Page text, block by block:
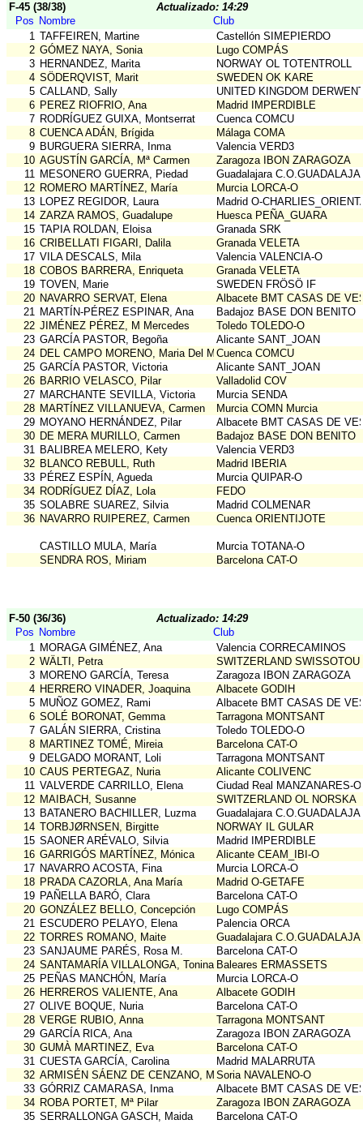
F-45 (38/38)
Actualizado: 14:29
Pos Nombre
Club
1 TAFFEIREN, Martine
Castellón SIMEPIERDO
2 GÓMEZ NAYA, Sonia
Lugo COMPÁS
3 HERNANDEZ, Marita
NORWAY OL TOTENTROLL
4 SÖDERQVIST, Marit
SWEDEN OK KARE
5 CALLAND, Sally
UNITED KINGDOM
6 PEREZ RIOFRIO, Ana
Madrid IMPERDIBLE
7 RODRÍGUEZ GUIXA, Montserrat
Cuenca COMCU
8 CUENCA ADÁN, Brígida
Málaga COMA
9 BURGUERA SIERRA, Inma
Valencia VERD3
10 AGUSTÍN GARCÍA, Mª Carmen
Zaragoza IBON ZARAGOZA
11 MESONERO GUERRA, Piedad
Guadalajara
12 ROMERO MARTÍNEZ, María
Murcia LORCA-O
13 LOPEZ REGIDOR, Laura
Madrid O-
14 ZARZA RAMOS, Guadalupe
Huesca PEÑA_GUARA
15 TAPIA ROLDAN, Eloisa
Granada SRK
16 CRIBELLATI FIGARI, Dalila
Granada VELETA
17 VILA DESCALS, Mila
Valencia VALENCIA-O
18 COBOS BARRERA, Enriqueta
Granada VELETA
19 TOVEN, Marie
SWEDEN FRÖSÖ IF
20 NAVARRO SERVAT, Elena
Albacete BMT CASAS DE
21 MARTÍN-PÉREZ ESPINAR, Ana
Badajoz BASE DON BENITO
22 JIMÉNEZ PÉREZ, M Mercedes
Toledo TOLEDO-O
23 GARCÍA PASTOR, Begoña
Alicante SANT_JOAN
24 DEL CAMPO MORENO, Maria Del MarCuenca COMCU
25 GARCÍA PASTOR, Victoria
Alicante SANT_JOAN
26 BARRIO VELASCO, Pilar
Valladolid COV
27 MARCHANTE SEVILLA, Victoria
Murcia SENDA
28 MARTÍNEZ VILLANUEVA, Carmen
Murcia COMN Murcia
29 MOYANO HERNÁNDEZ, Pilar
Albacete BMT CASAS DE
30 DE MERA MURILLO, Carmen
Badajoz BASE DON BENITO
31 BALIBREA MELERO, Kety
Valencia VERD3
32 BLANCO REBULL, Ruth
Madrid IBERIA
33 PÉREZ ESPÍN, Agueda
Murcia QUIPAR-O
34 RODRÍGUEZ DÍAZ, Lola
FEDO
35 SOLABRE SUAREZ, Silvia
Madrid COLMENAR
36 NAVARRO RUIPEREZ, Carmen Cuenca ORIENTIJOTE
CASTILLO MULA, María
Murcia TOTANA-O
SENDRA ROS, Miriam
Barcelona CAT-O
F-50 (36/36)
Actualizado: 14:29
Pos Nombre
Club
1 MORAGA GIMÉNEZ, Ana
Valencia CORRECAMINOS
2 WÄLTI, Petra
SWITZERLAND
3 MORENO GARCÍA, Teresa
Zaragoza IBON ZARAGOZA
4 HERRERO VINADER, Joaquina
Albacete GODIH
5 MUÑOZ GOMEZ, Rami
Albacete BMT CASAS DE
6 SOLÉ BORONAT, Gemma
Tarragona MONTSANT
7 GALÁN SIERRA, Cristina
Toledo TOLEDO-O
8 MARTINEZ TOMÉ, Mireia
Barcelona CAT-O
9 DELGADO MORANT, Loli
Tarragona MONTSANT
10 CAUS PERTEGAZ, Nuria
Alicante COLIVENC
11 VALVERDE CARRILLO, Elena
Ciudad Real MANZANARES-O
12 MAIBACH, Susanne
SWITZERLAND OL NORSKA
13 BATANERO BACHILLER, Luzma
Guadalajara
14 TORBJØRNSEN, Birgitte
NORWAY IL GULAR
15 SAONER ARÉVALO, Silvia
Madrid IMPERDIBLE
16 GARRIGÓS MARTÍNEZ, Mónica
Alicante CEAM_IBI-O
17 NAVARRO ACOSTA, Fina
Murcia LORCA-O
18 PRADA CAZORLA, Ana María
Madrid O-GETAFE
19 PAÑELLA BARÓ, Clara
Barcelona CAT-O
20 GONZÁLEZ BELLO, Concepción
Lugo COMPÁS
21 ESCUDERO PELAYO, Elena
Palencia ORCA
22 TORRES ROMANO, Maite
Guadalajara
23 SANJAUME PARÉS, Rosa M.
Barcelona CAT-O
24 SANTAMARÍA VILLALONGA, ToninainaBaleares ERMASSETS
25 PEÑAS MANCHÓN, María
Murcia LORCA-O
26 HERREROS VALIENTE, Ana
Albacete GODIH
27 OLIVE BOQUE, Nuria
Barcelona CAT-O
28 VERGE RUBIO, Anna
Tarragona MONTSANT
29 GARCÍA RICA, Ana
Zaragoza IBON ZARAGOZA
30 GUMÀ MARTINEZ, Eva
Barcelona CAT-O
31 CUESTA GARCÍA, Carolina
Madrid MALARRUTA
32 ARMISÉN SÁENZ DE CENZANO, MartaSoria NAVALENO-O
33 GÓRRIZ CAMARASA, Inma
Albacete BMT CASAS DE
34 ROBA PORTET, Mª Pilar
Zaragoza IBON ZARAGOZA
35 SERRALLONGA GASCH, Maida Barcelona CAT-O